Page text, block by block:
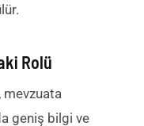
Rolü
mevzuata
geniş bilgi ve